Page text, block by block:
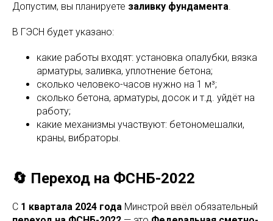
Допустим, вы планируете заливку фундамента.
В ГЭСН будет указано:
какие работы входят: установка опалубки, вязка
арматуры, заливка, уплотнение бетона;
сколько человеко-часов нужно на 1 м³;
сколько бетона, арматуры, досок и т.д. уйдёт на
работу;
какие механизмы участвуют: бетономешалки,
краны, вибраторы.
🔄 Переход на ФСНБ-2022
С 1 квартала 2024 года Минстрой ввёл обязательный